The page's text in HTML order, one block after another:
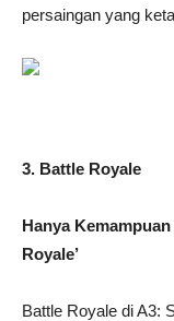
persaingan yang
3. Battle Royale
Hanya
Royale’
Battle Royale di A3: